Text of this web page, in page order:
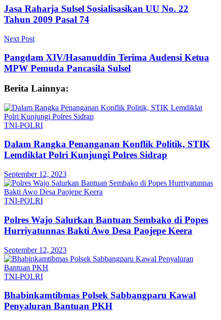
Jasa Raharja Sulsel Sosialisasikan UU No. 22
Tahun 2009 Pasal 74
Next Post
Pangdam XIV/Hasanuddin Terima Audensi Ketua
MPW Pemuda Pancasila Sulsel
Berita Lainnya:
TNI-POLRI
Dalam Rangka Penanganan Konflik Politik, STIK
Lemdiklat Polri Kunjungi Polres Sidrap
September 12, 2023
TNI-POLRI
Polres Wajo Salurkan Bantuan Sembako di Popes
Hurriyatunnas Bakti Awo Desa Paojepe Keera
September 12, 2023
TNI-POLRI
Bhabinkamtibmas Polsek Sabbangparu Kawal
Penyaluran Bantuan PKH